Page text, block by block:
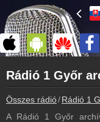
myonlineradio.hu
Rádió 1 Győr
Vissza a Rádió 1 Győr
Összes rádió Rádió 1
A Rádió 1 Győr